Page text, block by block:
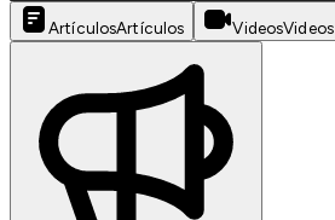
ArtículosArtículos VideosVideos